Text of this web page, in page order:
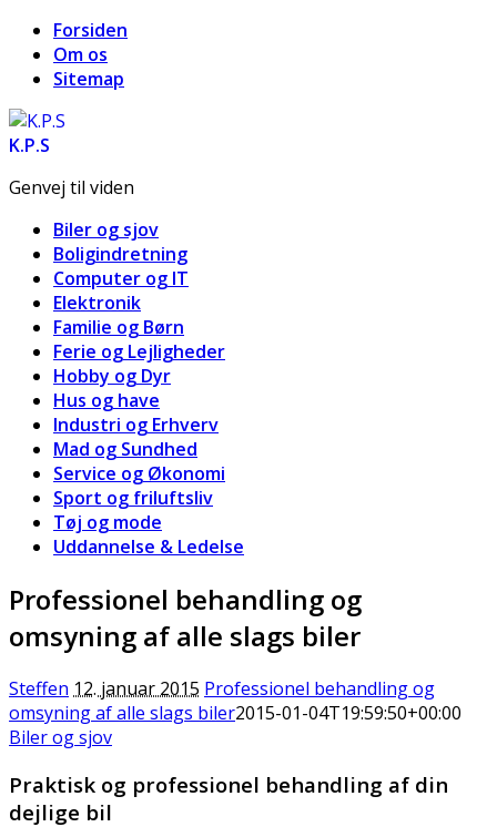
Forsiden
Om os
Sitemap
K.P.S
Genvej til viden
Biler og sjov
Boligindretning
Computer og IT
Elektronik
Familie og Børn
Ferie og Lejligheder
Hobby og Dyr
Hus og have
Industri og Erhverv
Mad og Sundhed
Service og Økonomi
Sport og friluftsliv
Tøj og mode
Uddannelse & Ledelse
Professionel behandling og
omsyning af alle slags biler
Steffen 12. januar 2015 Professionel behandling og
omsyning af alle slags biler2015-01-04T19:59:50+00:00
Biler og sjov
Praktisk og professionel behandling af din
dejlige bil